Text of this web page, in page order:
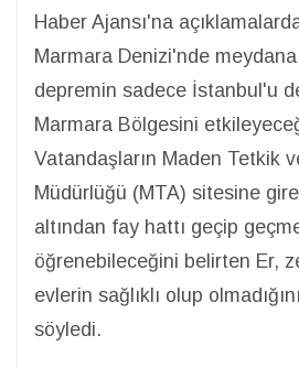
Haber Ajansı'na
Marmara Denizi'nde
depremin sadece İstanbul'u
Marmara Bölgesini
Vatandaşların Maden Tetkik
Müdürlüğü (MTA) sitesine
altından fay hattı geçip
öğrenebileceğini belirten Er,
evlerin sağlıklı olup
söyledi.